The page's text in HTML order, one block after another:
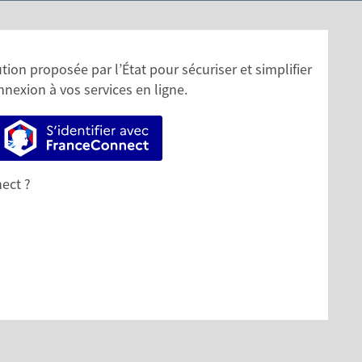
proposée par l’État pour sécuriser et simplifier
à vos services en ligne.
S’identifier avec FranceConnect
?